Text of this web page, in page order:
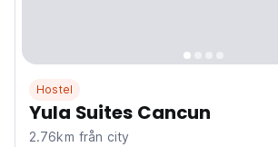
Hostel
Yula Suites Cancun
2.76km från city